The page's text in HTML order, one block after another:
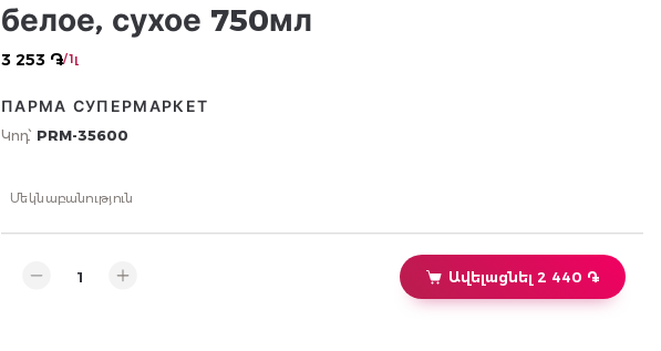
белое, сухое 750мл
3 253 ֏/ 1լ
ПАРМА СУПЕРМАРКЕТ
Կոդ՝ PRM-35600
Մեկնաբանություն
Ավելացնել 2 440 ֏